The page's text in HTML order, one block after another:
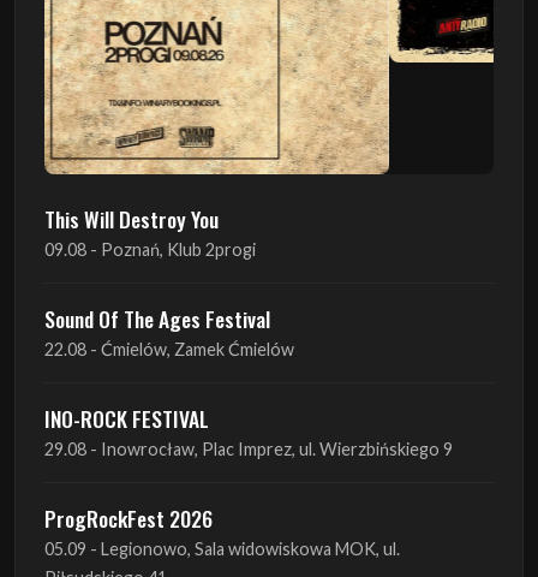
This Will Destroy You
09.08 - Poznań, Klub 2progi
Sound Of The Ages Festival
22.08 - Ćmielów, Zamek Ćmielów
INO-ROCK FESTIVAL
29.08 - Inowrocław, Plac Imprez, ul. Wierzbińskiego 9
ProgRockFest 2026
Antimatter + Sleeping Pulse
09.09 - Poznań, 2Progi